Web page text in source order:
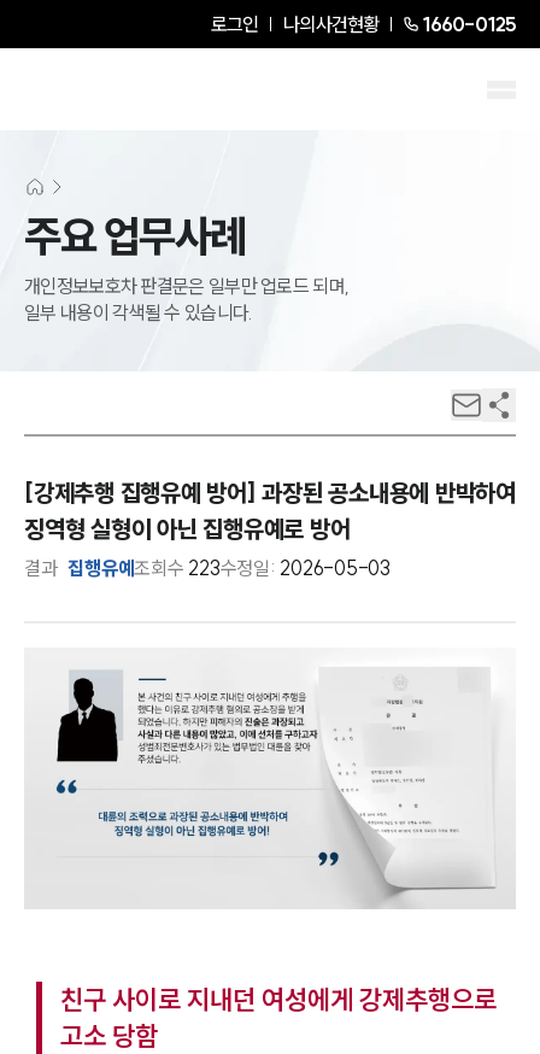
로그인 나의사건현황 1660-0125
주요 업무사례
개인정보보호차 판결문은 일부만 업로드 되며,
일부 내용이 각색될 수 있습니다.
[강제추행 집행유예 방어] 과장된 공소내용에 반박하여
징역형 실형이 아닌 집행유예로 방어
결과 집행유예조회수 223수정일: 2026-05-03
친구 사이로 지내던 여성에게 강제추행으로
고소 당함